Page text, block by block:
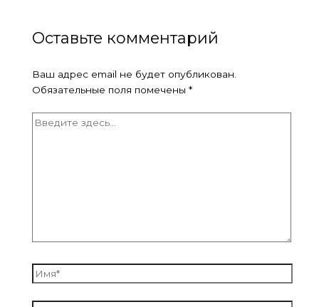
Оставьте комментарий
Ваш адрес email не будет опубликован.
Обязательные поля помечены *
Введите
Имя*